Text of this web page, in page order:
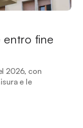
entro fine
2026, con
e le